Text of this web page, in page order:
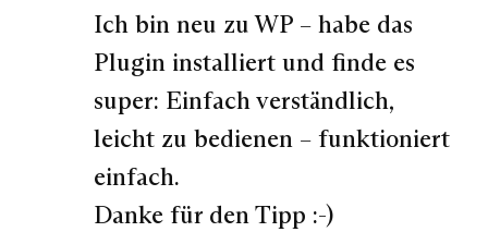
Ich bin neu zu WP – habe das
Plugin installiert und finde es
super: Einfach verständlich,
leicht zu bedienen – funktioniert
einfach.
Danke für den Tipp :-)